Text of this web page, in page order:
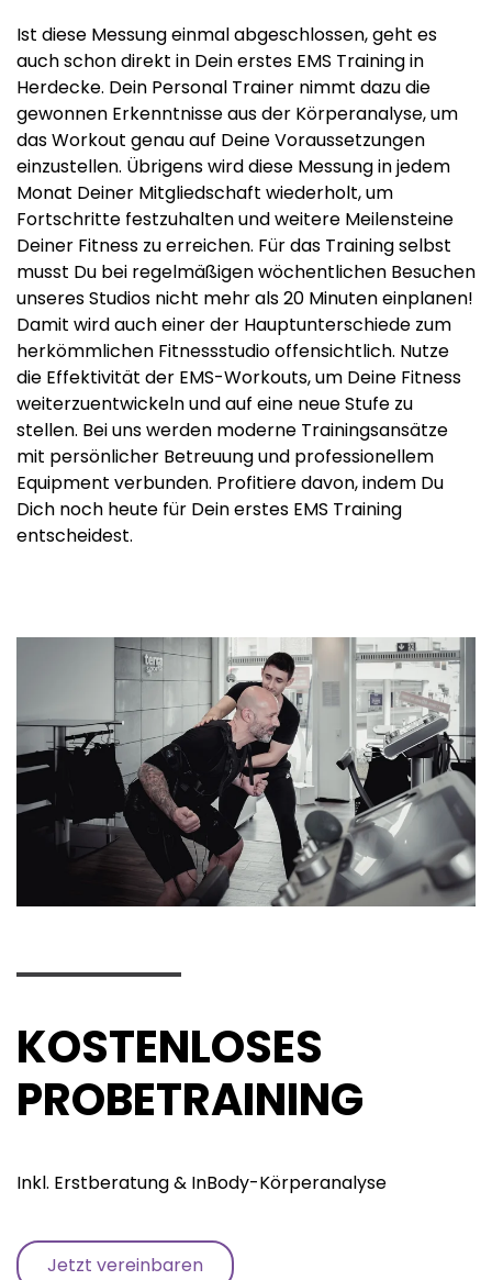
Ist diese Messung einmal abgeschlossen, geht es
auch schon direkt in Dein erstes EMS Training in
Herdecke. Dein Personal Trainer nimmt dazu die
gewonnen Erkenntnisse aus der Körperanalyse, um
das Workout genau auf Deine Voraussetzungen
einzustellen. Übrigens wird diese Messung in jedem
Monat Deiner Mitgliedschaft wiederholt, um
Fortschritte festzuhalten und weitere Meilensteine
Deiner Fitness zu erreichen. Für das Training selbst
musst Du bei regelmäßigen wöchentlichen Besuchen
unseres Studios nicht mehr als 20 Minuten einplanen!
Damit wird auch einer der Hauptunterschiede zum
herkömmlichen Fitnessstudio offensichtlich. Nutze
die Effektivität der EMS-Workouts, um Deine Fitness
weiterzuentwickeln und auf eine neue Stufe zu
stellen. Bei uns werden moderne Trainingsansätze
mit persönlicher Betreuung und professionellem
Equipment verbunden. Profitiere davon, indem Du
Dich noch heute für Dein erstes EMS Training
entscheidest.
KOSTENLOSES
PROBETRAINING
Inkl. Erstberatung & InBody-Körperanalyse
Jetzt vereinbaren